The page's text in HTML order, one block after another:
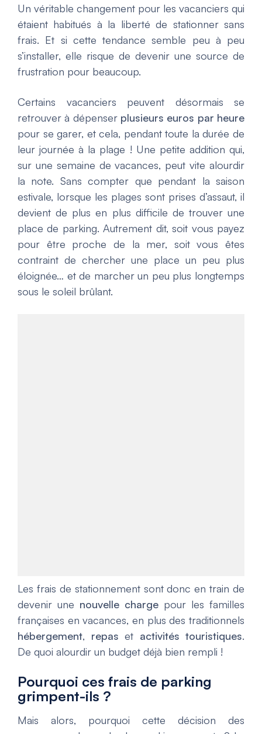
Un véritable changement pour les vacanciers qui
étaient habitués à la liberté de stationner sans
frais. Et si cette tendance semble peu à peu
s’installer, elle risque de devenir une source de
frustration pour beaucoup.
Certains vacanciers peuvent désormais se
retrouver à dépenser plusieurs euros par heure
pour se garer, et cela, pendant toute la durée de
leur journée à la plage ! Une petite addition qui,
sur une semaine de vacances, peut vite alourdir
la note. Sans compter que pendant la saison
estivale, lorsque les plages sont prises d’assaut, il
devient de plus en plus difficile de trouver une
place de parking. Autrement dit, soit vous payez
pour être proche de la mer, soit vous êtes
contraint de chercher une place un peu plus
éloignée… et de marcher un peu plus longtemps
sous le soleil brûlant.
Les frais de stationnement sont donc en train de
devenir une nouvelle charge pour les familles
françaises en vacances, en plus des traditionnels
hébergement, repas et activités touristiques.
De quoi alourdir un budget déjà bien rempli !
Pourquoi ces frais de parking
grimpent-ils ?
Mais alors, pourquoi cette décision des